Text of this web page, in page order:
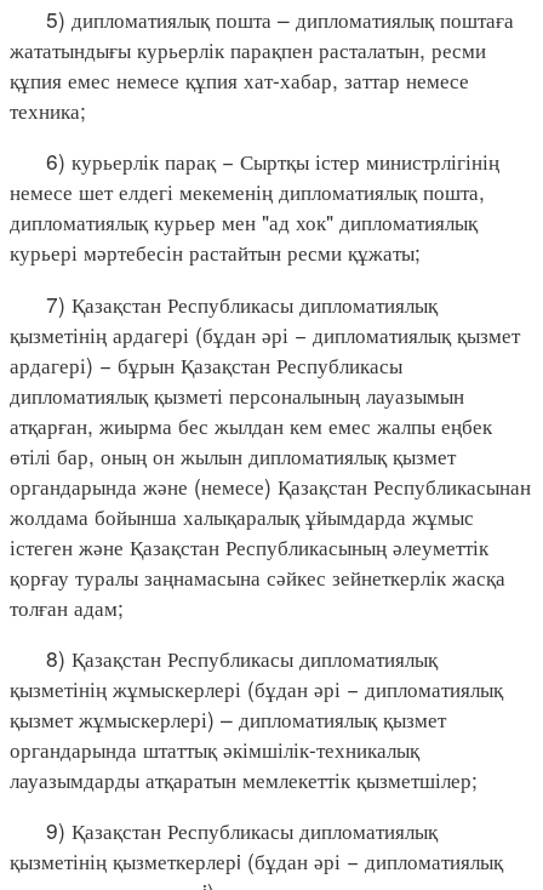
5) дипломатиялық пошта – дипломатиялық поштаға
жататындығы курьерлік парақпен расталатын, ресми
құпия емес немесе құпия хат-хабар, заттар немесе
техника;
6) курьерлік парақ − Сыртқы істер министрлігінің
немесе шет елдегі мекеменің дипломатиялық пошта,
дипломатиялық курьер мен "ад хок" дипломатиялық
курьері мәртебесін растайтын ресми құжаты;
7) Қазақстан Республикасы дипломатиялық
қызметінің ардагері (бұдан әрі − дипломатиялық қызмет
ардагері) − бұрын Қазақстан Республикасы
дипломатиялық қызметі персоналының лауазымын
атқарған, жиырма бес жылдан кем емес жалпы еңбек
өтілі бар, оның он жылын дипломатиялық қызмет
органдарында және (немесе) Қазақстан Республикасынан
жолдама бойынша халықаралық ұйымдарда жұмыс
істеген және Қазақстан Республикасының әлеуметтік
қорғау туралы заңнамасына сәйкес зейнеткерлік жасқа
толған адам;
8) Қазақстан Республикасы дипломатиялық
қызметінің жұмыскерлері (бұдан әрі − дипломатиялық
қызмет жұмыскерлері) – дипломатиялық қызмет
органдарында штаттық әкімшілік-техникалық
лауазымдарды атқаратын мемлекеттік қызметшілер;
9) Қазақстан Республикасы дипломатиялық
қызметінің қызметкерлерi (бұдан әрі − дипломатиялық